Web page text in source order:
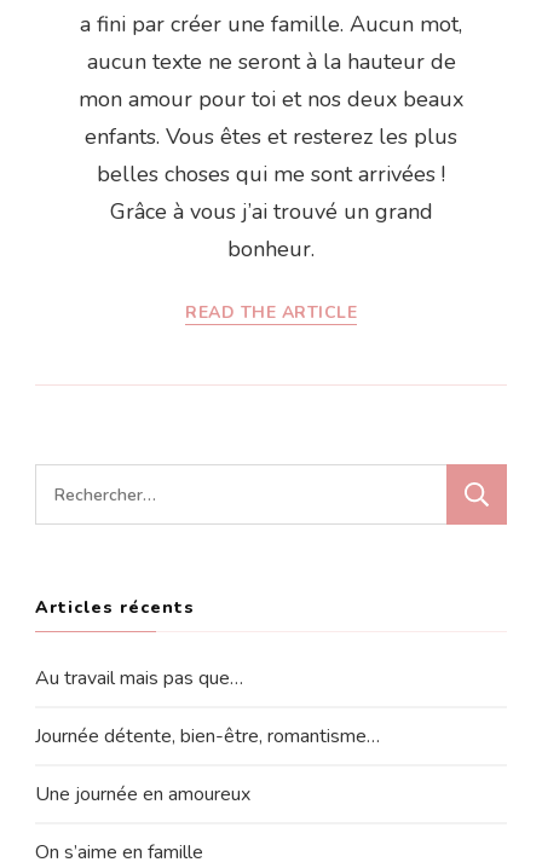
a fini par créer une famille. Aucun mot,
aucun texte ne seront à la hauteur de
mon amour pour toi et nos deux beaux
enfants. Vous êtes et resterez les plus
belles choses qui me sont arrivées !
Grâce à vous j’ai trouvé un grand
bonheur.
READ THE ARTICLE
Rechercher :
Articles récents
Au travail mais pas que…
Journée détente, bien-être, romantisme…
Une journée en amoureux
On s’aime en famille